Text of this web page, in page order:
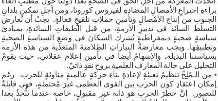
براءةِ اختراعِ الأمصالِ المضادةِ لفيروس كورونا، ومن أجلِ تمكينِ بلدانِ
الجنوبِ من إنتاج الأمْصالِ وتأمينِ حملاتِ تلقيحٍ فعالةٍ. يجبُ أن نُعارض
التسلطَ السائدَ في تدبيرِ الأزمةِ، من قبل الطبقاتِ السائدةِ، بمبادئ
سياسةٍ صحيةٍ ديمقراطيةٍ تُشرك السكانَ في وضعِ السياسةِ الصحيةِ
وتطبيقِها. ويجب معارضةُ التياراتِ الظلاميةَ المتغذيةَ من هذه الأزمة
بسياستنا البديلة، والإسهامُ أيضا في تأمين إعلام عقلاني، حيث يقومُ
التحليل على حالة المعارف العلمية بروح نقدٍ ذاتيِّ.
• من الـمُلِحِّ تنظيمُ تعبئةٍ لإعادةِ بناءِ حركةٍ عالميةٍ مناوئةٍ للحرب. رغم
إمكانِ اعتقادِ كون الحرب بين القوى العظمى غيرَ مُحتملةٍ، فهي قابلةٌ
للتصور. إنَّ خطرَ الحربِ هو ذاته غير مقبولٍ، خاصة عندما تتَّخذُ بعدا